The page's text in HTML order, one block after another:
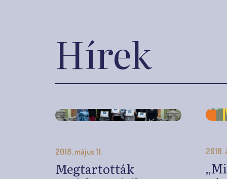
2018. május 11.
Megtartották
Kiemelt Pénziránytű
000 diák diák vett részt a Kiemelt